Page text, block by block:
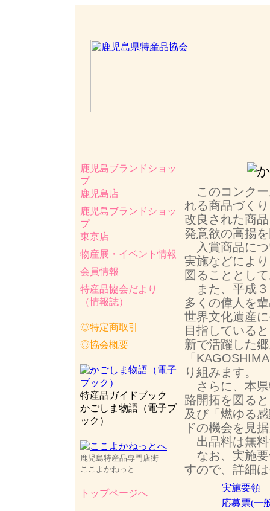
鹿児島ブランドショッ
プ
鹿児島店
鹿児島ブランドショッ
プ
東京店
物産展・イベント情報
会員情報
特産品協会だより
（情報誌）
◎特定商取引
◎協会概要
特産品ガイドブック
かごしま物語（電子ブ
ック）
鹿児島特産品専門店街
ここよかねっと
トップページへ
このコンクー
れる商品づく
改良された商
発意欲の高揚
入賞商品につ
実施などによ
図ることとし
また、平成３
多くの偉人を
世界文化遺産
目指している
新で活躍した
「
り組みます。
さらに、本県
路開拓を図る
及び「燃ゆる
ドの機会を見
出品料は無料
なお、実施要
すので、詳細
実施要領
応募票(一